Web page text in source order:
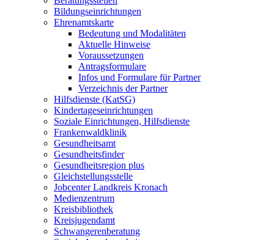
Bildungseinrichtungen
Ehrenamtskarte
Bedeutung und Modalitäten
Aktuelle Hinweise
Voraussetzungen
Antragsformulare
Infos und Formulare für Partner
Verzeichnis der Partner
Hilfsdienste (KatSG)
Kindertageseinrichtungen
Soziale Einrichtungen, Hilfsdienste
Frankenwaldklinik
Gesundheitsamt
Gesundheitsfinder
Gesundheitsregion plus
Gleichstellungsstelle
Jobcenter Landkreis Kronach
Medienzentrum
Kreisbibliothek
Kreisjugendamt
Schwangerenberatung